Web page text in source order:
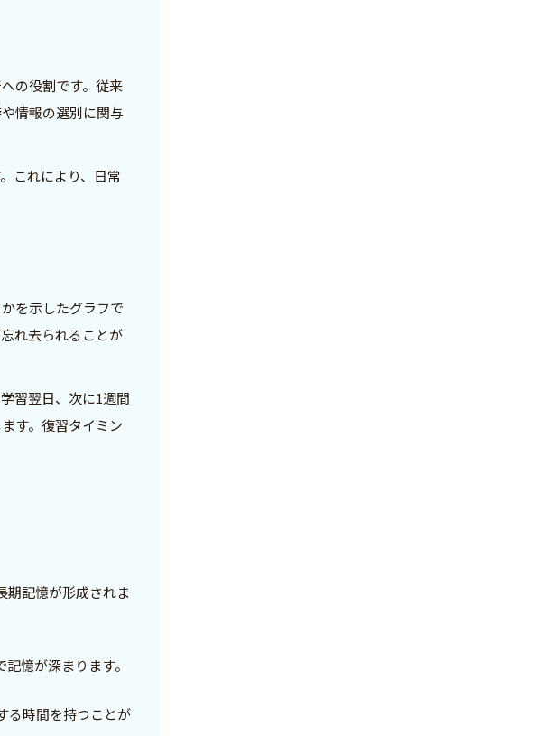
の役割です。従来
情報の選別に関与
これにより、日常
を示したグラフで
れ去られることが
習翌日、次に1週間
す。復習タイミン
期記憶が形成されま
憶が深まります。
る時間を持つことが